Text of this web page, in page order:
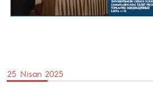
25 Nisan 2025